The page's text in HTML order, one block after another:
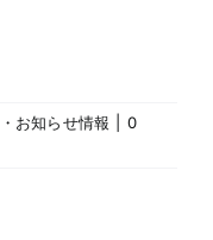
お知らせ情報
0